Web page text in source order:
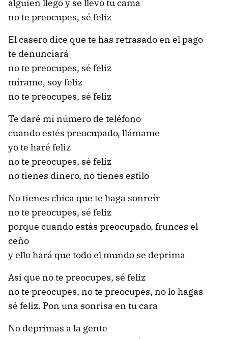
alguien llegó y se llevó tu cama
no te preocupes, sé feliz
El casero dice que te has retrasado en el pago
te denunciará
no te preocupes, sé feliz
mírame, soy feliz
no te preocupes, sé feliz
Te daré mi número de teléfono
cuando estés preocupado, llámame
yo te haré feliz
no te preocupes, sé feliz
no tienes dinero, no tienes estilo
No tienes chica que te haga sonreír
no te preocupes, sé feliz
porque cuando estás preocupado, frunces el
ceño
y ello hará que todo el mundo se deprima
Así que no te preocupes, sé feliz
no te preocupes, no te preocupes, no lo hagas
sé feliz. Pon una sonrisa en tu cara
No deprimas a la gente